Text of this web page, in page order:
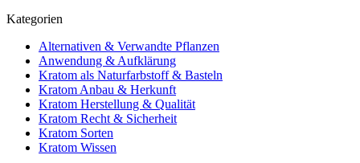
Kategorien
Alternativen & Verwandte Pflanzen
Anwendung & Aufklärung
Kratom als Naturfarbstoff & Basteln
Kratom Anbau & Herkunft
Kratom Herstellung & Qualität
Kratom Recht & Sicherheit
Kratom Sorten
Kratom Wissen